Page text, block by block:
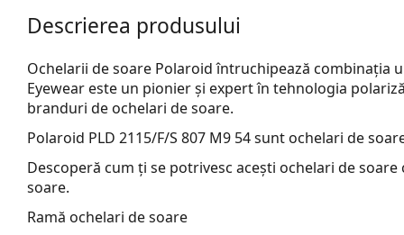
Descrierea produsului
Ochelarii de soare Polaroid întruchipează combinația
Eyewear este un pionier și expert în tehnologia
branduri de ochelari de soare.
Polaroid PLD 2115/F/S 807 M9 54sunt ochelari de
Descoperă cum ți se potrivesc acești ochelari de
soare.
Ramă ochelari de soare